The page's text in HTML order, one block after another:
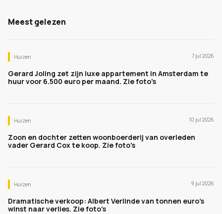
Meest gelezen
Huizen 7 jul 2026
Gerard Joling zet zijn luxe appartement in Amsterdam te
huur voor 6.500 euro per maand. Zie foto's
Huizen 10 jul 2026
Zoon en dochter zetten woonboerderij van overleden
vader Gerard Cox te koop. Zie foto's
Huizen 9 jul 2026
Dramatische verkoop: Albert Verlinde van tonnen euro's
winst naar verlies. Zie foto's